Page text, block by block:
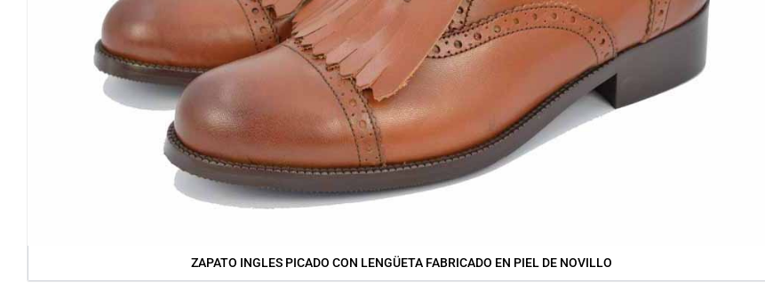
ZAPATO INGLES PICADO CON LENGÜETA FABRICADO EN PIEL DE NOVILLO